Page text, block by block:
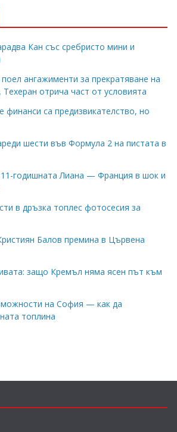
Кан със сребристо мини и
ангажименти за прекратяване на
отрича част от условията
финанси са предизвикателство, но
шести във Формула 2 на пистата в
годишната Лиана — Франция в шок и
в дръзка топлес фотосесия за
Балов премина в Цървена
защо Кремъл няма ясен път към
на София — как да
топлина